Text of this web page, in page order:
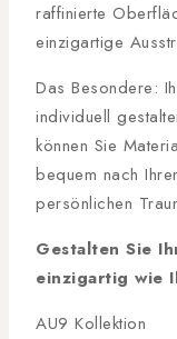
raffinierte
einzigartige
Das Besondere:
individuell
können Sie
bequem nach
persönlichen
Gestalten Sie
einzigartig wie
AU9 Kollektion